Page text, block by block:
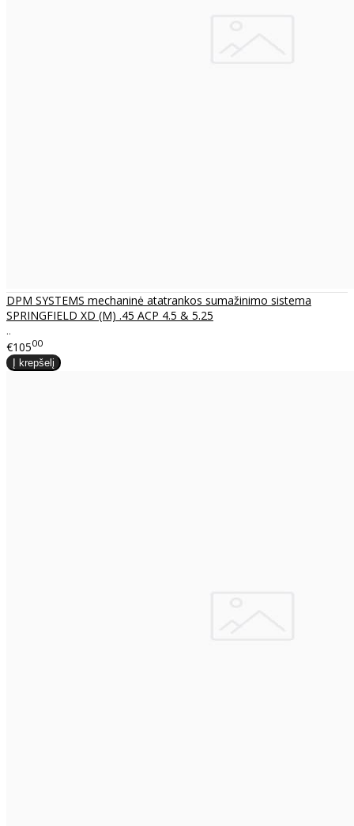
DPM SYSTEMS mechaninė atatrankos sumažinimo sistema
SPRINGFIELD XD (M) .45 ACP 4.5 & 5.25
..
€10500